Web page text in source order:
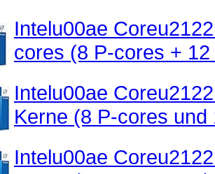
Intelu00ae
cores (8 P-cores +
Intelu00ae
Kerne (8 P-cores
Intelu00ae